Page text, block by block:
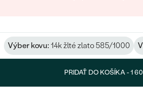
Výber kovu: 14k žlté zlato 585/1000
PRIDAŤ DO KOŠÍKA -1